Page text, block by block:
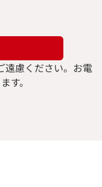
慮ください。 お電
す。